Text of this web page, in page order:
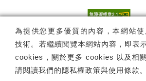
為提供您更多優質的內容，本網站
技術。若繼續閱覽本網站內容，即表
cookies，關於更多 cookies 以及相
請閱讀我們的隱私權政策與使用條款 。
電子報訂閱
Copyright © 國家表演藝術中心 -衛武營國家